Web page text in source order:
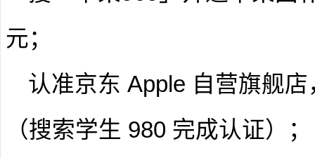
元；
认准京东 Apple 自营旗舰
（搜索学生 980 完成认证）；